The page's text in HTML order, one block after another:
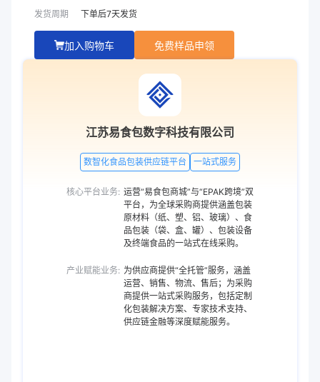
发货周期 下单后7天发货
加入购物车 免费样品申领
江苏易食包数字科技有限公司
数智化食品包装供应链平台 一站式服务
核心平台业务: 运营“易食包商城”与“EPAK跨境”双
平台，为全球采购商提供涵盖包装
原材料（纸、塑、铝、玻璃）、食
品包装（袋、盒、罐）、包装设备
及终端食品的一站式在线采购。
产业赋能业务: 为供应商提供“全托管”服务，涵盖
运营、销售、物流、售后；为采购
商提供一站式采购服务，包括定制
化包装解决方案、专家技术支持、
供应链金融等深度赋能服务。